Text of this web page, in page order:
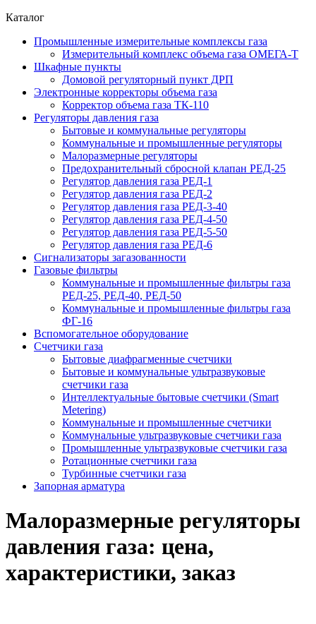
Каталог
Промышленные измерительные комплексы газа
Измерительный комплекс объема газа ОМЕГА-Т
Шкафные пункты
Домовой регуляторный пункт ДРП
Электронные корректоры объема газа
Корректор объема газа ТК-110
Регуляторы давления газа
Бытовые и коммунальные регуляторы
Коммунальные и промышленные регуляторы
Малоразмерные регуляторы
Предохранительный сбросной клапан РЕД-25
Регулятор давления газа РЕД-1
Регулятор давления газа РЕД-2
Регулятор давления газа РЕД-3-40
Регулятор давления газа РЕД-4-50
Регулятор давления газа РЕД-5-50
Регулятор давления газа РЕД-6
Сигнализаторы загазованности
Газовые фильтры
Коммунальные и промышленные фильтры газа
РЕД-25, РЕД-40, РЕД-50
Коммунальные и промышленные фильтры газа
ФГ-16
Вспомогательное оборудование
Счетчики газа
Бытовые диафрагменные счетчики
Бытовые и коммунальные ультразвуковые
счетчики газа
Интеллектуальные бытовые счетчики (Smart
Metering)
Коммунальные и промышленные счетчики
Коммунальные ультразвуковые счетчики газа
Промышленные ультразвуковые счетчики газа
Ротационные счетчики газа
Турбинные счетчики газа
Запорная арматура
Малоразмерные регуляторы
давления газа: цена,
характеристики, заказ